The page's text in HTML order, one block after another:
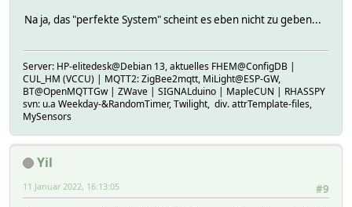
Na ja, das "perfekte System" scheint es eben nicht zu geben...
Server: HP-elitedesk@Debian 13, aktuelles FHEM@ConfigDB |
CUL_HM (VCCU) | MQTT2: ZigBee2mqtt, MiLight@ESP-GW,
BT@OpenMQTTGw | ZWave | SIGNALduino | MapleCUN | RHASSPY
svn: u.a Weekday-&RandomTimer, Twilight, div. attrTemplate-files,
MySensors
Yil
#9
11 Januar 2022, 16:13:05